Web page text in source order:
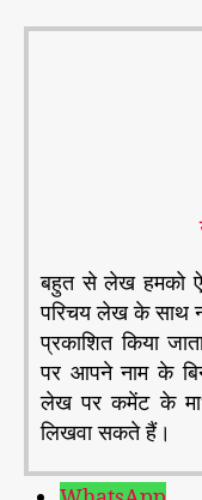
बहुत से लेख हमको
परिचय लेख के साथ
प्रकाशित किया
पर आपने नाम के
लेख पर कमेंट के
लिखवा सकते हैं।